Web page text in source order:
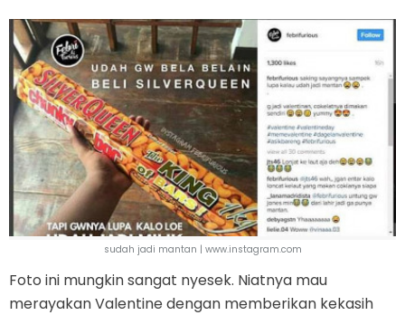
sudah jadi mantan | www.instagram.com
Foto ini mungkin sangat nyesek. Niatnya mau
merayakan Valentine dengan memberikan kekasih